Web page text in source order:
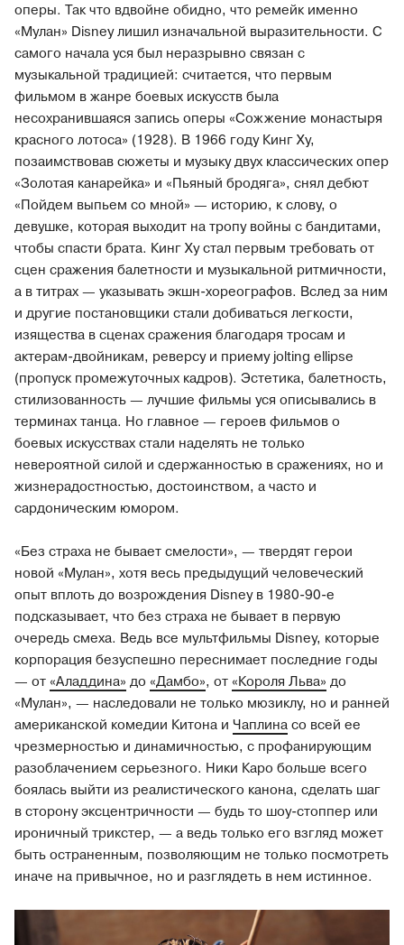
оперы. Так что вдвойне обидно, что ремейк именно
«Мулан» Disney лишил изначальной выразительности. С
самого начала уся был неразрывно связан с
музыкальной традицией: считается, что первым
фильмом в жанре боевых искусств была
несохранившаяся запись оперы «Сожжение монастыря
красного лотоса» (1928). В 1966 году Кинг Ху,
позаимствовав сюжеты и музыку двух классических опер
«Золотая канарейка» и «Пьяный бродяга», снял дебют
«Пойдем выпьем со мной» — историю, к слову, о
девушке, которая выходит на тропу войны с бандитами,
чтобы спасти брата. Кинг Ху стал первым требовать от
сцен сражения балетности и музыкальной ритмичности,
а в титрах — указывать экшн-хореографов. Вслед за ним
и другие постановщики стали добиваться легкости,
изящества в сценах сражения благодаря тросам и
актерам-двойникам, реверсу и приему jolting ellipse
(пропуск промежуточных кадров). Эстетика, балетность,
стилизованность — лучшие фильмы уся описывались в
терминах танца. Но главное — героев фильмов о
боевых искусствах стали наделять не только
невероятной силой и сдержанностью в сражениях, но и
жизнерадостностью, достоинством, а часто и
сардоническим юмором.
«Без страха не бывает смелости», — твердят герои
новой «Мулан», хотя весь предыдущий человеческий
опыт вплоть до возрождения Disney в 1980-90-е
подсказывает, что без страха не бывает в первую
очередь смеха. Ведь все мультфильмы Disney, которые
корпорация безуспешно переснимает последние годы
— от «Аладдина» до «Дамбо», от «Короля Льва» до
«Мулан», — наследовали не только мюзиклу, но и ранней
американской комедии Китона и Чаплинасо всей ее
чрезмерностью и динамичностью, с профанирующим
разоблачением серьезного. Ники Каро больше всего
боялась выйти из реалистического канона, сделать шаг
в сторону эксцентричности — будь то шоу-стоппер или
ироничный трикстер, — а ведь только его взгляд может
быть остраненным, позволяющим не только посмотреть
иначе на привычное, но и разглядеть в нем истинное.